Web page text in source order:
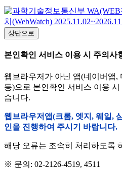
상단으로
본인확인 서비스 이용 시 주의사
웹브라우저가 아닌 앱(네이버앱,
등)으로 본인확인 서비스 이용
습니다.
웹브라우저앱(크롬, 엣지, 웨일,
인을 진행하여 주시기 바랍니다.
해당 오류는 조속히 처리하도록
※ 문의: 02-2126-4519, 4511